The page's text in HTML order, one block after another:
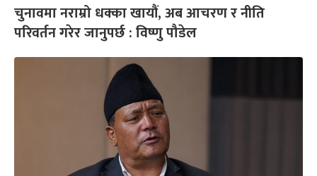
चुनावमा नराम्रो धक्का खायौं, अब आचरण र नीति
परिवर्तन गरेर जानुपर्छ : विष्णु पौडेल